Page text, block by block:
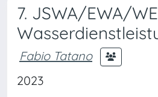
7. JSWA/EWA/
Fabio Tatano
2023